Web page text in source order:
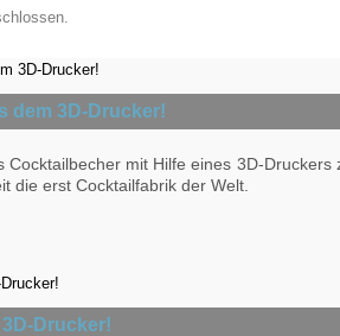
dem 3D-Drucker!
Cocktailbecher mit Hilfe eines 3D-Druckers
die erst Cocktailfabrik der Welt.
Drucker!